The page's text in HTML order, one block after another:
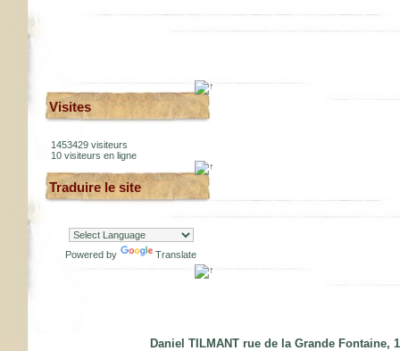
Visites
1453429 visiteurs
10 visiteurs en ligne
Traduire le site
Powered by Translate
Daniel TILMANT rue de la Grande Fontaine,